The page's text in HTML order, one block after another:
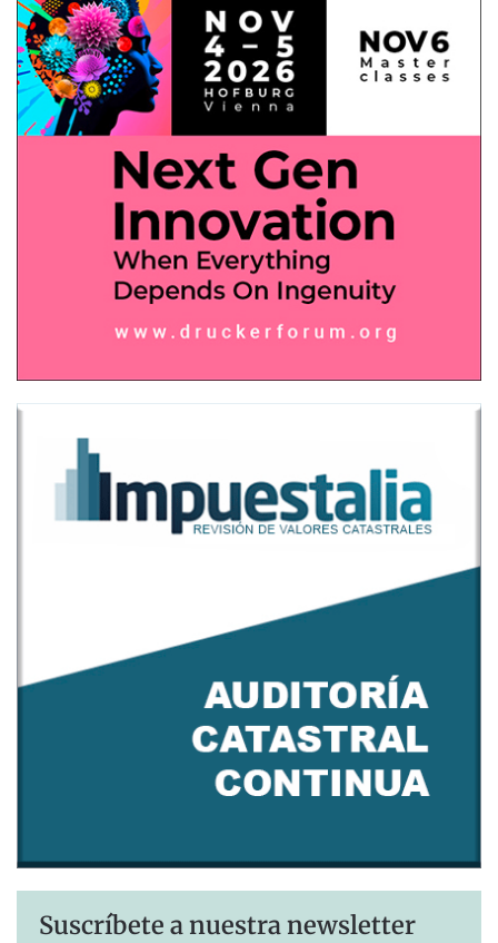
Suscríbete a nuestra newsletter